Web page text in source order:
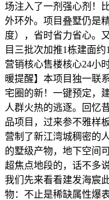
场注入了一剂强心剂！
外环外。项目叠墅仍是
度），省时省力省心。
目三批次加推1栋建面
营销核心售楼核心24小
暖提醒】本项目独一联
宅圈的新！一键预定，
人群火热的逃逐。回忆
品项目，过来参不雅样
营制了新江湾城稠密的
的墅级产物，地下空间
超焦点地段的，话不多
我们先来看看建发海宸
物：不止是稀缺属性爆